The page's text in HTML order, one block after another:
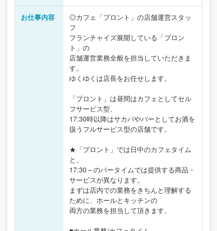
お仕事内容
◎カフェ「プロント」の店舗運営スタッ
フ
フランチャイズ展開している「プロン
ト」の
店舗運営業務全般を担当していただきま
す。
ゆくゆくは店長をお任せします。
「プロント」は昼間はカフェとしてセル
フサービス型、
17:30時以降はサカバやバーとしてお酒を
扱うフルサービス型の店舗です。
★「プロント」では日中のカフェタイム
と、
17:30～のバータイムでは提供する商品・
サービスが異なります。
まずは店内での業務をきちんと理解する
ために、ホールとキッチンの
両方の業務を担当して頂きます。